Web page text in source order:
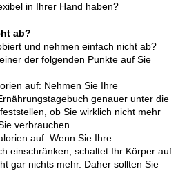
in Ihrer Hand haben?
ab?
und nehmen einfach nicht ab?
der folgenden Punkte auf Sie
auf: Nehmen Sie Ihre
genauer unter die
ob Sie wirklich nicht mehr
verbrauchen.
auf: Wenn Sie Ihre
einschränken, schaltet Ihr Körper auf
gar nichts mehr. Daher sollten Sie